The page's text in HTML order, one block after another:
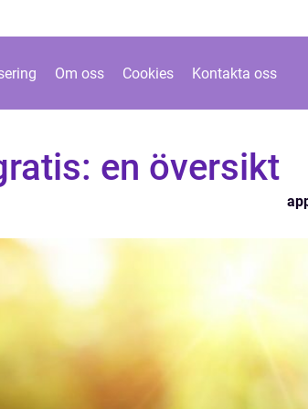
Om oss Cookies Kontakta oss
en översikt